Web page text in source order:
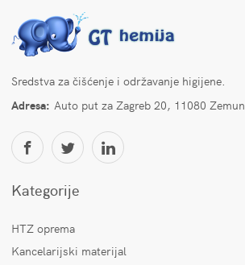
Sredstva za čišćenje i održavanje higijene.
Adresa: Auto put za Zagreb 20, 11080 Zemun
Kategorije
HTZ oprema
Kancelarijski materijal